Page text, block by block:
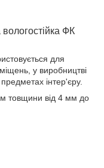
ФК
для
у виробництві
інтер'єру.
товщини від 4 мм до